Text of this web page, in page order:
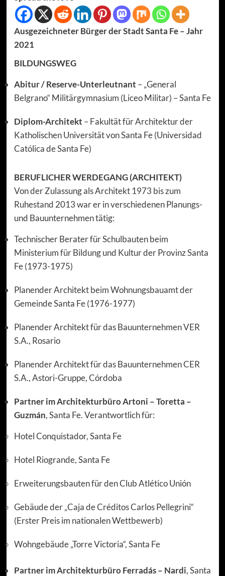
Ausgezeichneter Bürger der Stadt Santa Fe – Jahr
2021
BILDUNGSWEG
Abitur / Reserve-Unterleutnant – „General
Belgrano“ Militärgymnasium (Liceo Militar) – Santa Fe
Diplom-Architekt – Fakultät für Architektur der
Katholischen Universität von Santa Fe (Universidad
Católica de Santa Fe)
BERUFLICHER WERDEGANG (ARCHITEKT)
Von der Zulassung als Architekt 1973 bis zum
Ruhestand 2013 war er in verschiedenen Planungs-
und Bauunternehmen tätig:
Technischer Berater für Schulbauten beim
Ministerium für Bildung und Kultur der Provinz Santa
Fe (1973-1975)
Planender Architekt beim Wohnungsbauamt der
Gemeinde Santa Fe (1976-1977)
Planender Architekt für das Bauunternehmen VER
S.A., Rosario
Planender Architekt für das Bauunternehmen CER
S.A., Astori-Gruppe, Córdoba
Partner im Architekturbüro Artoni – Toretta –
Guzmán, Santa Fe. Verantwortlich für:
Hotel Conquistador, Santa Fe
Hotel Riogrande, Santa Fe
Erweiterungsbauten für den Club Atlético Unión
Gebäude der „Caja de Créditos Carlos Pellegrini“
(Erster Preis im nationalen Wettbewerb)
Wohngebäude „Torre Victoria“, Santa Fe
Partner im Architekturbüro Ferradás – Nardi, Santa